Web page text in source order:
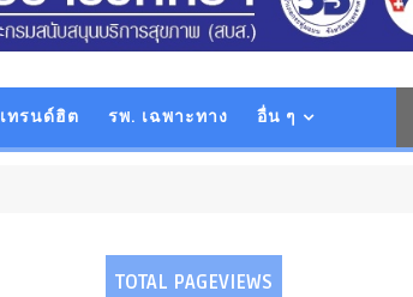
เทรนด์ฮิต รพ. เฉพาะทาง อื่น ๆ
TOTAL PAGEVIEWS